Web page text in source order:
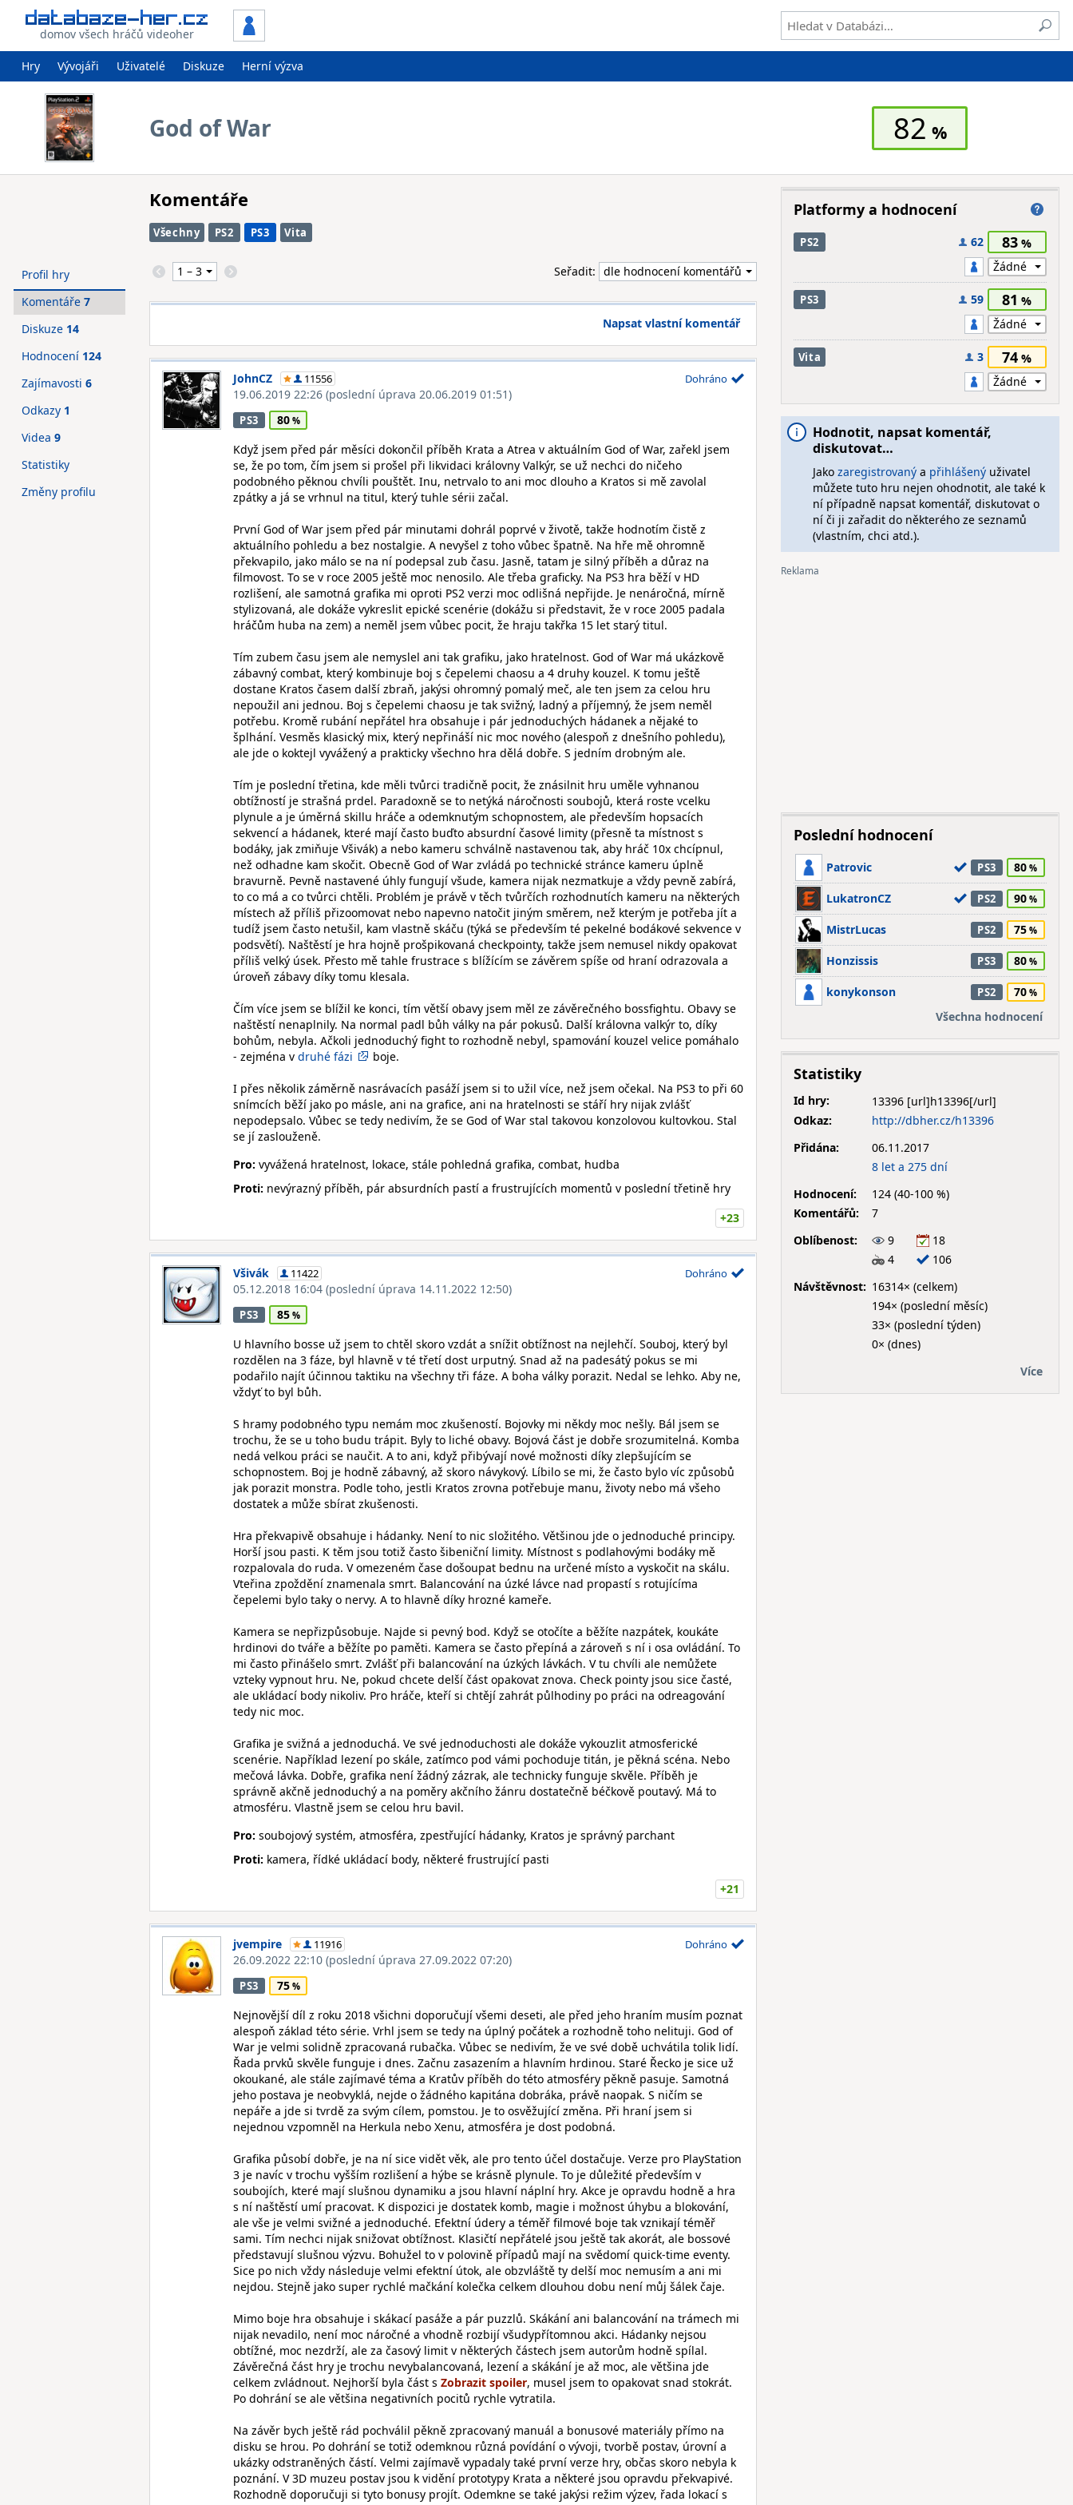
domov všech hráčů videoher
Hry Vývojáři Uživatelé Diskuze Herní výzva
God of War 82
Komentáře
Všechny PS2 PS3 Vita
Seřadit:
Napsat vlastní komentář
JohnCZ 11556
19.06.2019 22:26 (poslední úprava 20.06.2019 01:51)
Dohráno
PS3
80
Když jsem před pár měsíci dokončil příběh Krata a Atrea v aktuálním God of War, zařekl jsem
se, že po tom, čím jsem si prošel při likvidaci královny Valkýr, se už nechci do ničeho
podobného pěknou chvíli pouštět. Inu, netrvalo to ani moc dlouho a Kratos si mě zavolal
zpátky a já se vrhnul na titul, který tuhle sérii začal.
První God of War jsem před pár minutami dohrál poprvé v životě, takže hodnotím čistě z
aktuálního pohledu a bez nostalgie. A nevyšel z toho vůbec špatně. Na hře mě ohromně
překvapilo, jako málo se na ní podepsal zub času. Jasně, tatam je silný příběh a důraz na
filmovost. To se v roce 2005 ještě moc nenosilo. Ale třeba graficky. Na PS3 hra běží v HD
rozlišení, ale samotná grafika mi oproti PS2 verzi moc odlišná nepřijde. Je nenáročná, mírně
stylizovaná, ale dokáže vykreslit epické scenérie (dokážu si představit, že v roce 2005 padala
hráčům huba na zem) a neměl jsem vůbec pocit, že hraju takřka 15 let starý titul.
Tím zubem času jsem ale nemyslel ani tak grafiku, jako hratelnost. God of War má ukázkově
zábavný combat, který kombinuje boj s čepelemi chaosu a 4 druhy kouzel. K tomu ještě
dostane Kratos časem další zbraň, jakýsi ohromný pomalý meč, ale ten jsem za celou hru
nepoužil ani jednou. Boj s čepelemi chaosu je tak svižný, ladný a příjemný, že jsem neměl
potřebu. Kromě rubání nepřátel hra obsahuje i pár jednoduchých hádanek a nějaké to
šplhání. Vesměs klasický mix, který nepřináší nic moc nového (alespoň z dnešního pohledu),
ale jde o koktejl vyvážený a prakticky všechno hra dělá dobře. S jedním drobným ale.
Tím je poslední třetina, kde měli tvůrci tradičně pocit, že znásilnit hru uměle vyhnanou
obtížností je strašná prdel. Paradoxně se to netýká náročnosti soubojů, která roste vcelku
plynule a je úměrná skillu hráče a odemknutým schopnostem, ale především hopsacích
sekvencí a hádanek, které mají často buďto absurdní časové limity (přesně ta místnost s
bodáky, jak zmiňuje Všivák) a nebo kameru schválně nastavenou tak, aby hráč 10x chcípnul,
než odhadne kam skočit. Obecně God of War zvládá po technické stránce kameru úplně
bravurně. Pevně nastavené úhly fungují všude, kamera nijak nezmatkuje a vždy pevně zabírá,
to co má a co tvůrci chtěli. Problém je právě v těch tvůrčích rozhodnutích kameru na některých
místech až příliš přizoomovat nebo napevno natočit jiným směrem, než kterým je potřeba jít a
tudíž jsem často netušil, kam vlastně skáču (týká se především té pekelné bodákové sekvence v
podsvětí). Naštěstí je hra hojně prošpikovaná checkpointy, takže jsem nemusel nikdy opakovat
příliš velký úsek. Přesto mě tahle frustrace s blížícím se závěrem spíše od hraní odrazovala a
úroveň zábavy díky tomu klesala.
Čím více jsem se blížil ke konci, tím větší obavy jsem měl ze závěrečného bossfightu. Obavy se
naštěstí nenaplnily. Na normal padl bůh války na pár pokusů. Další královna valkýr to, díky
bohům, nebyla. Ačkoli jednoduchý fight to rozhodně nebyl, spamování kouzel velice pomáhalo
- zejména v druhé fázi boje.
I přes několik záměrně nasrávacích pasáží jsem si to užil více, než jsem očekal. Na PS3 to při 60
snímcích běží jako po másle, ani na grafice, ani na hratelnosti se stáří hry nijak zvlášť
nepodepsalo. Vůbec se tedy nedivím, že se God of War stal takovou konzolovou kultovkou. Stal
se jí zaslouženě.
Pro: vyvážená hratelnost, lokace, stále pohledná grafika, combat, hudba
Proti: nevýrazný příběh, pár absurdních pastí a frustrujících momentů v poslední třetině hry
+23
Všivák 11422
05.12.2018 16:04 (poslední úprava 14.11.2022 12:50)
Dohráno
PS3
85
U hlavního bosse už jsem to chtěl skoro vzdát a snížit obtížnost na nejlehčí. Souboj, který byl
rozdělen na 3 fáze, byl hlavně v té třetí dost urputný. Snad až na padesátý pokus se mi
podařilo najít účinnou taktiku na všechny tři fáze. A boha války porazit. Nedal se lehko. Aby ne,
vždyť to byl bůh.
S hramy podobného typu nemám moc zkušeností. Bojovky mi někdy moc nešly. Bál jsem se
trochu, že se u toho budu trápit. Byly to liché obavy. Bojová část je dobře srozumitelná. Komba
nedá velkou práci se naučit. A to ani, když přibývají nové možnosti díky zlepšujícím se
schopnostem. Boj je hodně zábavný, až skoro návykový. Líbilo se mi, že často bylo víc způsobů
jak porazit monstra. Podle toho, jestli Kratos zrovna potřebuje manu, životy nebo má všeho
dostatek a může sbírat zkušenosti.
Hra překvapivě obsahuje i hádanky. Není to nic složitého. Většinou jde o jednoduché principy.
Horší jsou pasti. K těm jsou totiž často šibeniční limity. Místnost s podlahovými bodáky mě
rozpalovala do ruda. V omezeném čase došoupat bednu na určené místo a vyskočit na skálu.
Vteřina zpoždění znamenala smrt. Balancování na úzké lávce nad propastí s rotujícíma
čepelemi bylo taky o nervy. A to hlavně díky hrozné kameře.
Kamera se nepřizpůsobuje. Najde si pevný bod. Když se otočíte a běžíte nazpátek, koukáte
hrdinovi do tváře a běžíte po paměti. Kamera se často přepíná a zároveň s ní i osa ovládání. To
mi často přinášelo smrt. Zvlášť při balancování na úzkých lávkách. V tu chvíli ale nemůžete
vzteky vypnout hru. Ne, pokud chcete delší část opakovat znova. Check pointy jsou sice časté,
ale ukládací body nikoliv. Pro hráče, kteří si chtějí zahrát půlhodiny po práci na odreagování
tedy nic moc.
Grafika je svižná a jednoduchá. Ve své jednoduchosti ale dokáže vykouzlit atmosferické
scenérie. Například lezení po skále, zatímco pod vámi pochoduje titán, je pěkná scéna. Nebo
mečová lávka. Dobře, grafika není žádný zázrak, ale technicky funguje skvěle. Příběh je
správně akčně jednoduchý a na poměry akčního žánru dostatečně béčkově poutavý. Má to
atmosféru. Vlastně jsem se celou hru bavil.
Pro: soubojový systém, atmosféra, zpestřující hádanky, Kratos je správný parchant
Proti: kamera, řídké ukládací body, některé frustrující pasti
+21
jvempire 11916
26.09.2022 22:10 (poslední úprava 27.09.2022 07:20)
Dohráno
PS3
75
Nejnovější díl z roku 2018 všichni doporučují všemi deseti, ale před jeho hraním musím poznat
alespoň základ této série. Vrhl jsem se tedy na úplný počátek a rozhodně toho nelituji. God of
War je velmi solidně zpracovaná rubačka. Vůbec se nedivím, že ve své době uchvátila tolik lidí.
Řada prvků skvěle funguje i dnes. Začnu zasazením a hlavním hrdinou. Staré Řecko je sice už
okoukané, ale stále zajímavé téma a Kratův příběh do této atmosféry pěkně pasuje. Samotná
jeho postava je neobvyklá, nejde o žádného kapitána dobráka, právě naopak. S ničím se
nepáře a jde si tvrdě za svým cílem, pomstou. Je to osvěžující změna. Při hraní jsem si
nejednou vzpomněl na Herkula nebo Xenu, atmosféra je dost podobná.
Grafika působí dobře, je na ní sice vidět věk, ale pro tento účel dostačuje. Verze pro PlayStation
3 je navíc v trochu vyšším rozlišení a hýbe se krásně plynule. To je důležité především v
soubojích, které mají slušnou dynamiku a jsou hlavní náplní hry. Akce je opravdu hodně a hra
s ní naštěstí umí pracovat. K dispozici je dostatek komb, magie i možnost úhybu a blokování,
ale vše je velmi svižné a jednoduché. Efektní údery a téměř filmové boje tak vznikají téměř
sami. Tím nechci nijak snižovat obtížnost. Klasičtí nepřátelé jsou ještě tak akorát, ale bossové
představují slušnou výzvu. Bohužel to v polovině případů mají na svědomí quick-time eventy.
Sice po nich vždy následuje velmi efektní útok, ale obzvláště ty delší moc nemusím a ani mi
nejdou. Stejně jako super rychlé mačkání kolečka celkem dlouhou dobu není můj šálek čaje.
Mimo boje hra obsahuje i skákací pasáže a pár puzzlů. Skákání ani balancování na trámech mi
nijak nevadilo, není moc náročné a vhodně rozbijí všudypřítomnou akci. Hádanky nejsou
obtížné, moc nezdrží, ale za časový limit v některých částech jsem autorům hodně spílal.
Závěrečná část hry je trochu nevybalancovaná, lezení a skákání je až moc, ale většina jde
celkem zvládnout. Nejhorší byla část s
, musel jsem to opakovat snad stokrát.
Po dohrání se ale většina negativních pocitů rychle vytratila.
Na závěr bych ještě rád pochválil pěkně zpracovaný manuál a bonusové materiály přímo na
disku se hrou. Po dohrání se totiž odemknou různá povídání o vývoji, tvorbě postav, úrovní a
ukázky odstraněných částí. Velmi zajímavě vypadaly také první verze hry, občas skoro nebyla k
poznání. V 3D muzeu postav jsou k vidění prototypy Krata a některé jsou opravdu překvapivé.
Rozhodně doporučuji si tyto bonusy projít. Odemkne se také jakýsi režim výzev, řada lokací s
Profil hry
Komentáře 7
Diskuze 14
Hodnocení 124
Zajímavosti 6
Odkazy 1
Videa 9
Statistiky
Změny profilu
Platformy a hodnocení
PS2 62 83
PS3 59 81
Vita 3 74
Hodnotit, napsat komentář,
diskutovat…
Jako zaregistrovanýa přihlášenýuživatel
můžete tuto hru nejen ohodnotit, ale také k
ní případně napsat komentář, diskutovat o
ní či ji zařadit do některého ze seznamů
(vlastním, chci atd.).
Poslední hodnocení
Patrovic PS3 80
LukatronCZ PS2 90
MistrLucas PS2 75
Honzissis PS3 80
konykonson PS2
70
Všechna hodnocení
Statistiky
Id hry:
13396
Odkaz:
http://dbher.cz/h13396
Přidána:
06.11.2017
8 let a 275 dní
Hodnocení:
124 (40-100 %)
Komentářů:
7
Oblíbenost:
9
18
4
106
Návštěvnost: 16314× (celkem)
194× (poslední měsíc)
33× (poslední týden)
0× (dnes)
Více